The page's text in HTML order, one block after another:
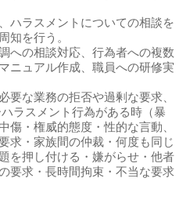
ハラスメントについての相談を
知を行う。
への相談対応、行為者への複数
ニュアル作成、職員への研修実
要な業務の拒否や過剰な要求、
ラスメント行為がある時（暴
傷・権威的態度・性的な言動、
求・家族間の仲裁・何度も同じ
を押し付ける・嫌がらせ・他者
要求・長時間拘束・不当な要求